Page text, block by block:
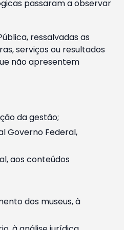
passaram a observar
ressalvadas as
serviços ou resultados
não apresentem
da gestão;
Governo Federal,
aos conteúdos
dos museus, à